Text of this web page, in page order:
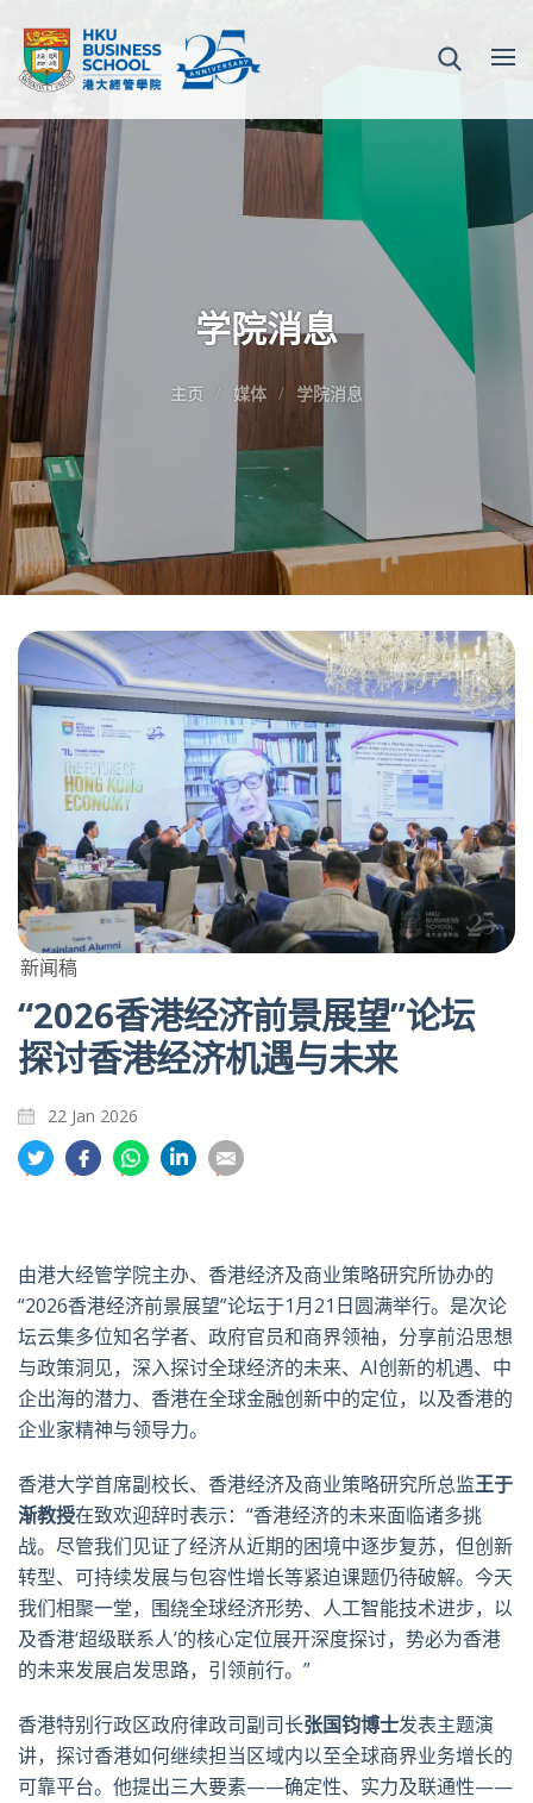
学院消息
主页 媒体 学院消息
新闻稿
“2026香港经济前景展望”论坛
探讨香港经济机遇与未来
22 Jan 2026
分
享
特
分
享
书
分
享
享
英
享
郵
由港大经管学院主办、香港经济及商业策略研究所协办的
“2026香港经济前景展望”论坛于1月21日圆满举行。是次论
坛云集多位知名学者、政府官员和商界领袖，分享前沿思想
与政策洞见，深入探讨全球经济的未来、AI创新的机遇、中
企出海的潜力、香港在全球金融创新中的定位，以及香港的
企业家精神与领导力。
香港大学首席副校长、香港经济及商业策略研究所总监王于
渐教授在致欢迎辞时表示：“香港经济的未来面临诸多挑
战。尽管我们见证了经济从近期的困境中逐步复苏，但创新
转型、可持续发展与包容性增长等紧迫课题仍待破解。今天
我们相聚一堂，围绕全球经济形势、人工智能技术进步，以
及香港‘超级联系人’的核心定位展开深度探讨，势必为香港
的未来发展启发思路，引领前行。”
香港特别行政区政府律政司副司长张国钧博士发表主题演
讲，探讨香港如何继续担当区域内以至全球商界业务增长的
可靠平台。他提出三大要素——确定性、实力及联通性——